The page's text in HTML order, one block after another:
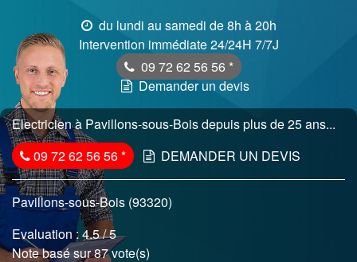
du lundi au samedi de 8h à 20h
Intervention immédiate 24/24H 7/7J
09 72 62 56 56 *
Demander un devis
Electricien à Pavillons-sous-Bois depuis plus de 25 ans...
09 72 62 56 56* DEMANDER UN DEVIS
Pavillons-sous-Bois (93320)
Evaluation :4.5/ 5
Note basé sur 87 vote(s)